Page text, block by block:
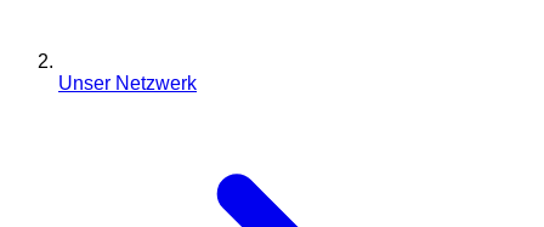
Unser Netzwerk